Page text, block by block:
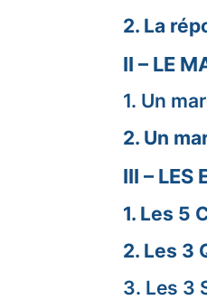
2. La
II – LE
1. Un
2. Un
III – LES
1. Les 5
2. Les 3
3. Les 3